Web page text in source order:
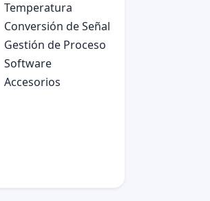
Temperatura
Conversión de Señal
Gestión de Proceso
Software
Accesorios